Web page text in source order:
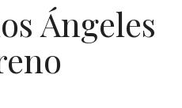
Ángeles